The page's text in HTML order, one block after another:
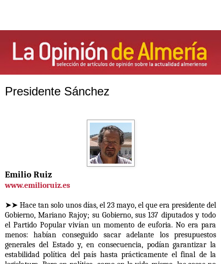
Presidente Sánchez
Emilio Ruiz
www.emilioruiz.es
➤➤ Hace tan solo unos días, el 23 mayo, el que era presidente del
Gobierno, Mariano Rajoy; su Gobierno, sus 137 diputados y todo
el Partido Popular vivían un momento de euforia. No era para
menos: habían conseguido sacar adelante los presupuestos
generales del Estado y, en consecuencia, podían garantizar la
estabilidad política del país hasta prácticamente el final de la